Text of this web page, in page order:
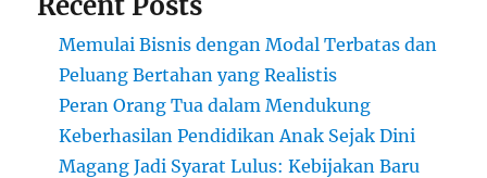
Memulai Bisnis dengan Modal Terbatas dan
Peluang Bertahan yang Realistis
Peran Orang Tua dalam Mendukung
Keberhasilan Pendidikan Anak Sejak Dini
Magang Jadi Syarat Lulus: Kebijakan Baru